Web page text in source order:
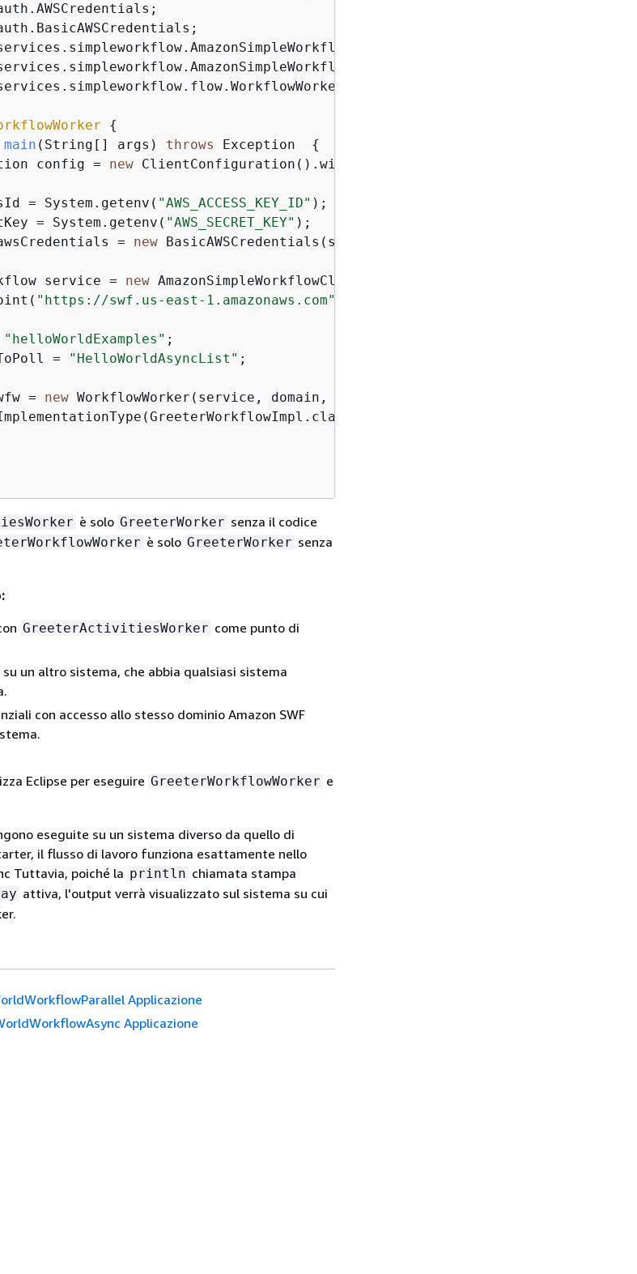
{
main (String[] args) throws Exception {
config =
new ClientConfiguration().withSocketTimeout(
= System.getenv(
"AWS_ACCESS_KEY_ID" );
= System.getenv(
"AWS_SECRET_KEY" );
=
new BasicAWSCredentials(swfAccessId, swfSecretKey);
service =
new AmazonSimpleWorkflowClient(awsCredentials, config);
"https://swf.us-east-1.amazonaws.com"
"helloWorldExamples" ;
=
"HelloWorldAsyncList" ;
=
new WorkflowWorker(service, domain, taskListToPoll);
è solo GreeterWorker senza il codice
è solo GreeterWorker senza
GreeterActivitiesWorker come punto di
su un altro sistema, che abbia qualsiasi sistema
con accesso allo stesso dominio Amazon SWF
Eclipse per eseguire GreeterWorkflowWorker e
eseguite su un sistema diverso da quello di
il flusso di lavoro funziona esattamente nello
Tuttavia, poiché la println chiamata stampa
attiva, l'output verrà visualizzato sul sistema su cui
Applicazione
Applicazione